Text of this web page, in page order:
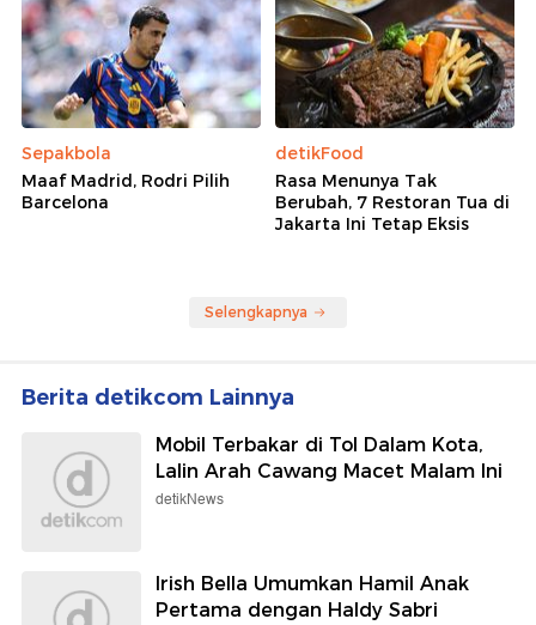
Sepakbola
Maaf Madrid, Rodri Pilih
Barcelona
detikFood
Rasa Menunya Tak
Berubah, 7 Restoran Tua di
Jakarta Ini Tetap Eksis
Selengkapnya
Berita detikcom Lainnya
Mobil Terbakar di Tol Dalam Kota,
Lalin Arah Cawang Macet Malam Ini
detikNews
Irish Bella Umumkan Hamil Anak
Pertama dengan Haldy Sabri